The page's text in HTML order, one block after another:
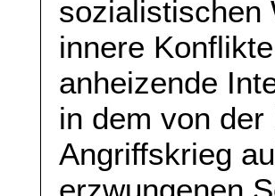
sozialistischen
innere
anheizende
in dem von
Angriffskrieg